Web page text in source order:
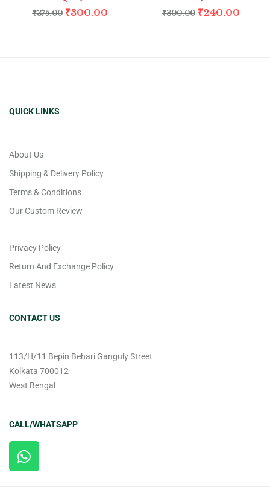
₹375.00 ₹300.00 ₹300.00 ₹240.00
QUICK LINKS
About Us
Shipping & Delivery Policy
Terms & Conditions
Our Custom Review
Privacy Policy
Return And Exchange Policy
Latest News
CONTACT US
113/H/11 Bepin Behari Ganguly Street
Kolkata 700012
West Bengal
CALL/WHATSAPP